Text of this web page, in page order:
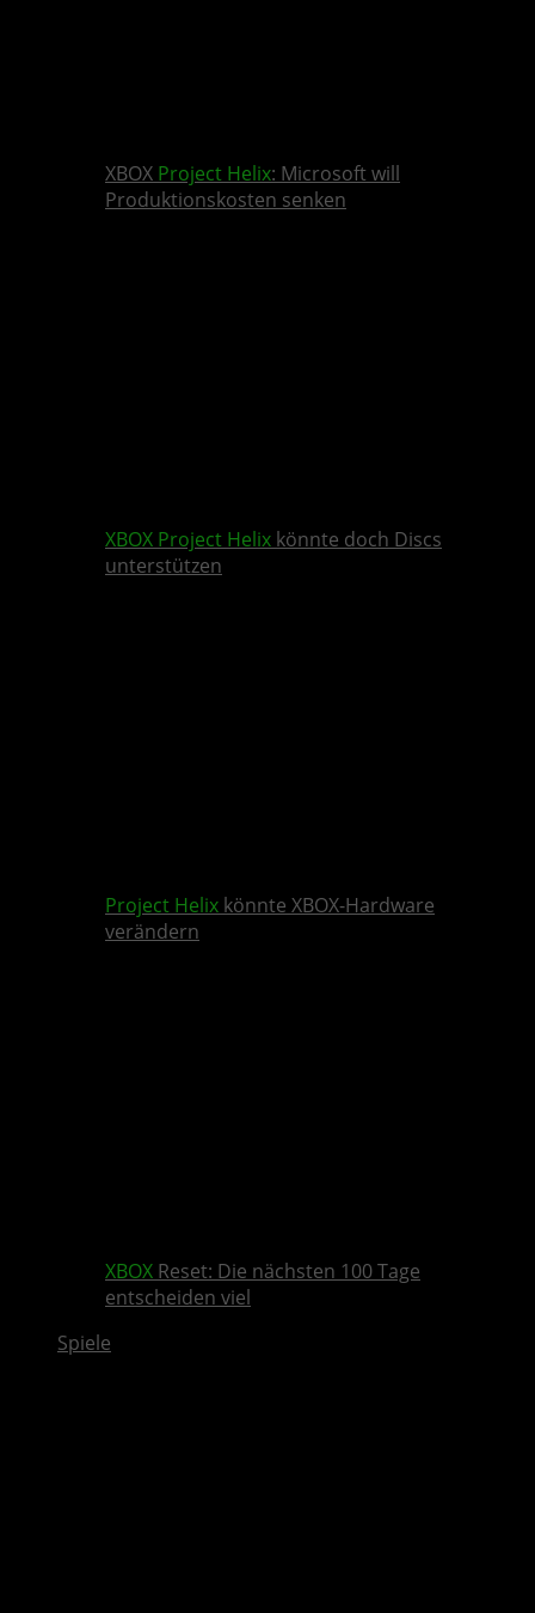
XBOX Project Helix: Microsoft will
Produktionskosten senken
XBOX Project Helix könnte doch Discs
unterstützen
Project Helix könnte XBOX-Hardware
verändern
XBOX Reset: Die nächsten 100 Tage
entscheiden viel
Spiele